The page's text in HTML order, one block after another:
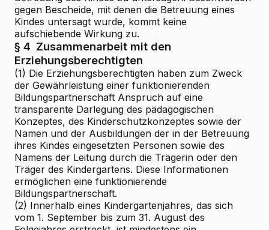
gegen Bescheide, mit denen die Betreuung eines
Kindes untersagt wurde, kommt keine
aufschiebende Wirkung zu.
§ 4 Zusammenarbeit mit den
Erziehungsberechtigten
(1) Die Erziehungsberechtigten haben zum Zweck
der Gewährleistung einer funktionierenden
Bildungspartnerschaft Anspruch auf eine
transparente Darlegung des pädagogischen
Konzeptes, des Kinderschutzkonzeptes sowie der
Namen und der Ausbildungen der in der Betreuung
ihres Kindes eingesetzten Personen sowie des
Namens der Leitung durch die Trägerin oder den
Träger des Kindergartens. Diese Informationen
ermöglichen eine funktionierende
Bildungspartnerschaft.
(2) Innerhalb eines Kindergartenjahres, das sich
vom 1. September bis zum 31. August des